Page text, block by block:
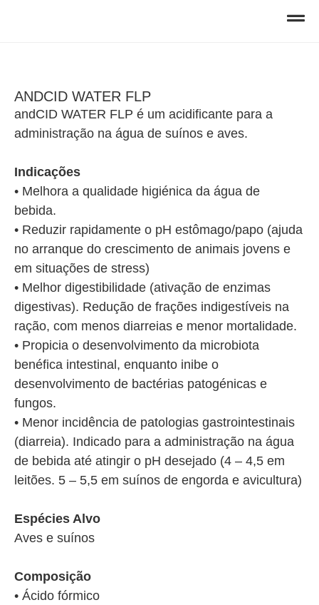
ANDCID WATER FLP
andCID WATER FLP é um acidificante para a
administração na água de suínos e aves.
Indicações
• Melhora a qualidade higiénica da água de
bebida.
• Reduzir rapidamente o pH estômago/papo (ajuda
no arranque do crescimento de animais jovens e
em situações de stress)
• Melhor digestibilidade (ativação de enzimas
digestivas). Redução de frações indigestíveis na
ração, com menos diarreias e menor mortalidade.
• Propicia o desenvolvimento da microbiota
benéfica intestinal, enquanto inibe o
desenvolvimento de bactérias patogénicas e
fungos.
• Menor incidência de patologias gastrointestinais
(diarreia). Indicado para a administração na água
de bebida até atingir o pH desejado (4 – 4,5 em
leitões. 5 – 5,5 em suínos de engorda e avicultura)
Espécies Alvo
Aves e suínos
Composição
• Ácido fórmico